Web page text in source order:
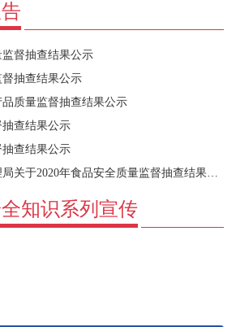
督抽查结果公示
抽查结果公示
质量监督抽查结果公示
查结果公示
查结果公示
关于2020年食品安全质量监督抽查结果公示
知识系列宣传